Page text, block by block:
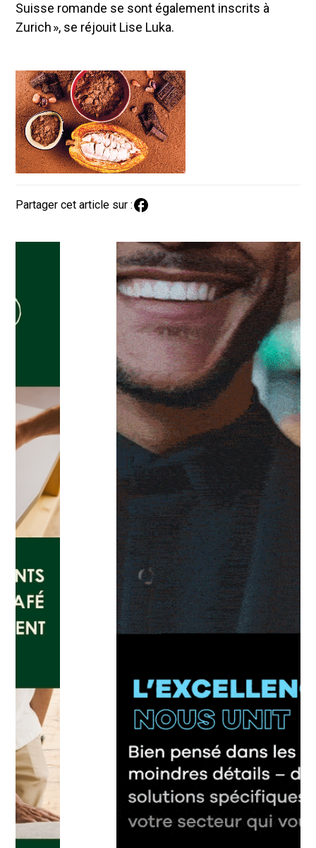
Suisse romande se sont également inscrits à
Zurich », se réjouit Lise Luka.
Partager cet article sur :